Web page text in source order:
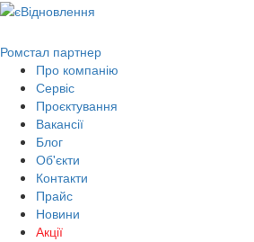
Ромстал партнер
Про компанію
Сервіс
Проєктування
Вакансії
Блог
Об'єкти
Контакти
Прайс
Новини
Акції